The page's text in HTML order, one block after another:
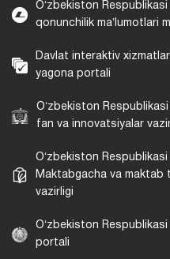
Oʻzbekiston Respublikasi
qonunchilik maʼlumotlari
Davlat interaktiv
yagona portali
Oʻzbekiston Respublikasi
fan va innovatsiyalar
Oʻzbekiston Respublikasi
Maktabgacha va maktab
vazirligi
Oʻzbekiston Respublikasi
portali